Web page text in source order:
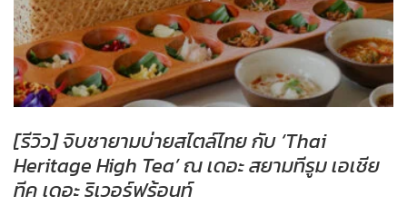
[รีวิว] จิบชายามบ่ายสไตล์ไทย กับ ‘Thai
Heritage High Tea’ ณ เดอะ สยามทีรูม เอเชีย
ทีค เดอะ ริเวอร์ฟร้อนท์